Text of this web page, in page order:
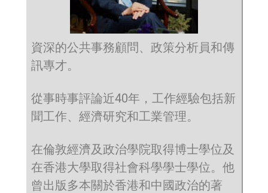
資深的公共事務顧問、政策分析員和傳
訊專才。
從事時事評論近40年，工作經驗包括新
聞工作、經濟研究和工業管理。
在倫敦經濟及政治學院取得博士學位及
在香港大學取得社會科學學士學位。他
曾出版多本關於香港和中國政治的著